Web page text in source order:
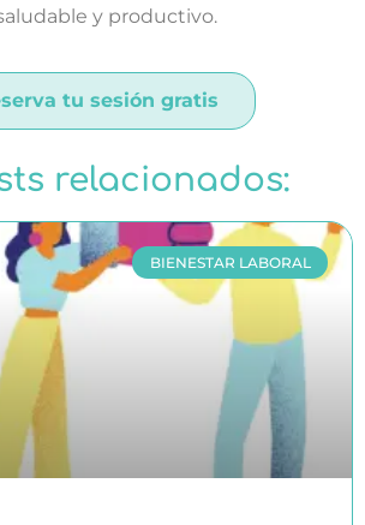
y productivo.
tu sesión gratis
relacionados:
BIENESTAR LABORAL